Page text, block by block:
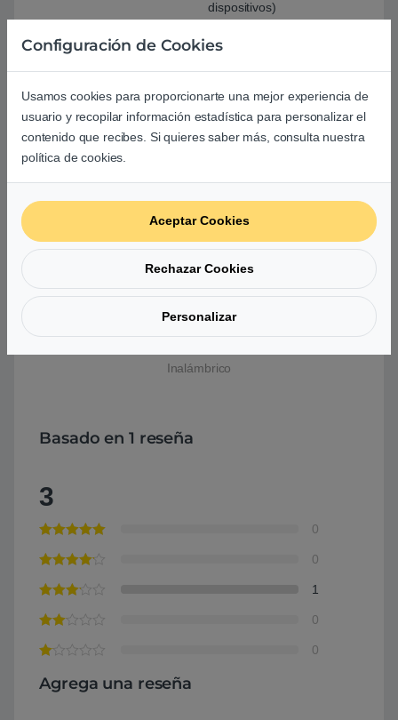
dispositivos)
Retroiluminación
RGB per-key (16,7
millones de colores)
Compatibilidad
Mac OS, iOS, Android y
Windows 8
Peso 446 gramos
Incluye manual
Inalámbrico
Basado en 1 reseña
3
0
0
1
0
0
Agrega una reseña
Configuración de Cookies
Usamos cookies para proporcionarte una mejor experiencia de
usuario y recopilar información estadística para personalizar el
contenido que recibes. Si quieres saber más, consulta nuestra
política de cookies.
Aceptar Cookies
Rechazar Cookies
Personalizar